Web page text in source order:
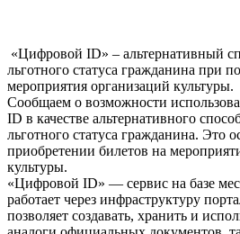
«Цифровой ID» – альтернативный
льготного статуса гражданина при
мероприятия организаций культуры.
Сообщаем о возможности
ID в качестве альтернативного
льготного статуса гражданина. Это
приобретении билетов на
культуры.
«Цифровой ID» — сервис на базе
работает через инфраструктуру
позволяет создавать, хранить и